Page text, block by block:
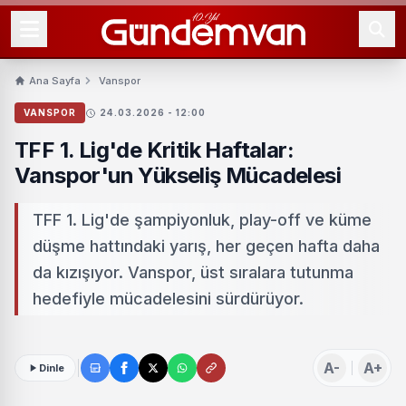
Ana Sayfa Vanspor
VANSPOR 24.03.2026 - 12:00
TFF 1. Lig'de Kritik Haftalar:
Vanspor'un Yükseliş Mücadelesi
TFF 1. Lig'de şampiyonluk, play-off ve küme
düşme hattındaki yarış, her geçen hafta daha
da kızışıyor. Vanspor, üst sıralara tutunma
hedefiyle mücadelesini sürdürüyor.
Dinle A- A+